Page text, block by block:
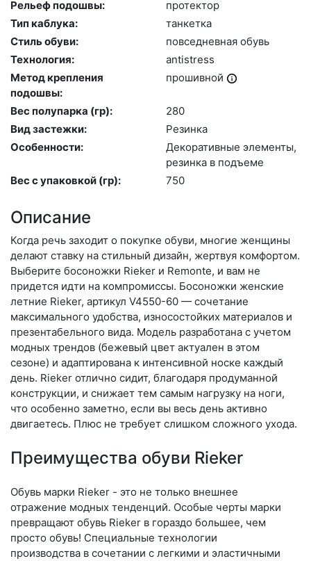
Рельеф подошвы:
про­тек­тор
Тип каблука:
тан­кетка
Стиль обуви:
пов­седнев­ная обувь
Технология:
an­tist­ress
Метод крепления
подошвы:
про­шив­ной
Вес полупарка (гр):
280
Вид застежки:
Ре­зин­ка
Особенности:
Де­кора­тив­ные эле­мен­ты,
ре­зин­ка в подъ­еме
Вес с упаковкой (гр):
750
Описание
Когда речь заходит о покупке обуви, многие женщины
делают ставку на стильный дизайн, жертвуя комфортом.
Выберите бо­сонож­ки Rieker и Remonte, и вам не
придется идти на компромиссы. Босоножки женские
летние Rieker, артикул V4550-60 — сочетание
максимального удобства, износостойких материалов и
презентабельного вида. Модель разработана с учетом
модных трендов (бе­жевый цвет актуален в этом
сезоне) и адаптирована к интенсивной носке каждый
день. Ri­eker отлично сидит, благодаря продуманной
конструкции, и снижает тем самым нагрузку на ноги,
что особенно заметно, если вы весь день активно
двигаетесь. Плюс не требует слишком сложного ухода.
Преимущества обуви Rieker
Обувь марки Rieker - это не только внешнее
отражение модных тенденций. Особые черты марки
превращают обувь Rieker в гораздо большее, чем
просто обувь! Специальные технологии
производства в сочетании с легкими и эластичными